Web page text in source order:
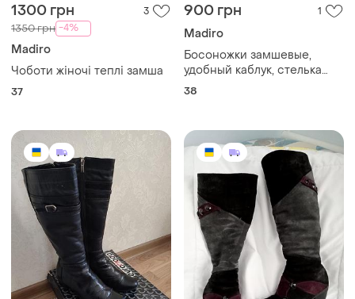
1300 грн 3
1350 грн -4%
Madiro
Чоботи жіночі теплі замша
37
900 грн 1
Madiro
Босоножки замшевые,
удобный каблук, стелька
25,5см.
38